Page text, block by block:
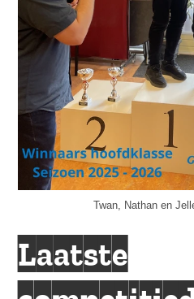
Twan, Nathan en
Laatste